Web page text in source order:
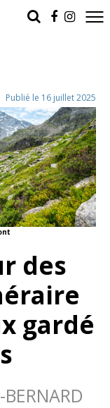
Publié le 16 juillet 2025
des
gardé